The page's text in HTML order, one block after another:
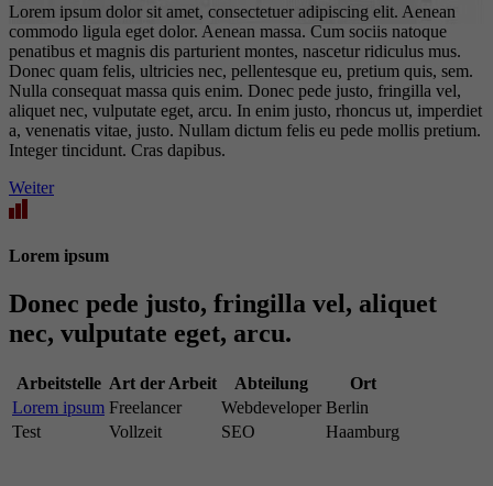
Lorem ipsum dolor sit amet, consectetuer adipiscing elit. Aenean
commodo ligula eget dolor. Aenean massa. Cum sociis natoque
penatibus et magnis dis parturient montes, nascetur ridiculus mus.
Donec quam felis, ultricies nec, pellentesque eu, pretium quis, sem.
Nulla consequat massa quis enim. Donec pede justo, fringilla vel,
aliquet nec, vulputate eget, arcu. In enim justo, rhoncus ut, imperdiet
a, venenatis vitae, justo. Nullam dictum felis eu pede mollis pretium.
Integer tincidunt. Cras dapibus.
Weiter
Lorem ipsum
Donec pede justo, fringilla vel, aliquet
nec, vulputate eget, arcu.
Arbeitstelle Art der Arbeit Abteilung
Ort
Lorem ipsum Freelancer Webdeveloper Berlin
Test
Vollzeit SEO Haamburg